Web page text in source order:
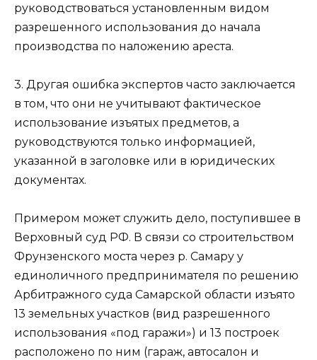
руководствоваться установленным видом
разрешенного использования до начала
производства по наложению ареста.
3. Другая ошибка экспертов часто заключается
в том, что они не учитывают фактическое
использование изъятых предметов, а
руководствуются только информацией,
указанной в заголовке или в юридических
документах.
Примером может служить дело, поступившее в
Верховный суд РФ. В связи со строительством
Фрунзенского моста через р. Самару у
единоличного предпринимателя по решению
Арбитражного суда Самарской области изъято
13 земельных участков (вид разрешенного
использования «под гаражи») и 13 построек
расположено по ним (гараж, автосалон и